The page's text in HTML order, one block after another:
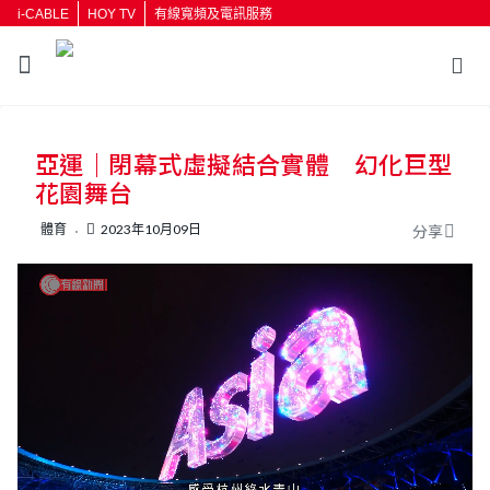
i-CABLE HOY TV 有線寬頻及電訊服務
按輸入鍵開始搜尋
亞運｜閉幕式虛擬結合實體 幻化巨型
花園舞台
體育 2023年10月09日 分享